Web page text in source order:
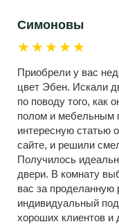
Симоновы
★★★★★
Приобрели у вас
цвет Эбен. Искали
по поводу того, как
полом и мебельным
интересную статью
сайте, и решили
Получилось
двери. В комнату
вас за проделанную
индивидуальный
хороших клиентов и